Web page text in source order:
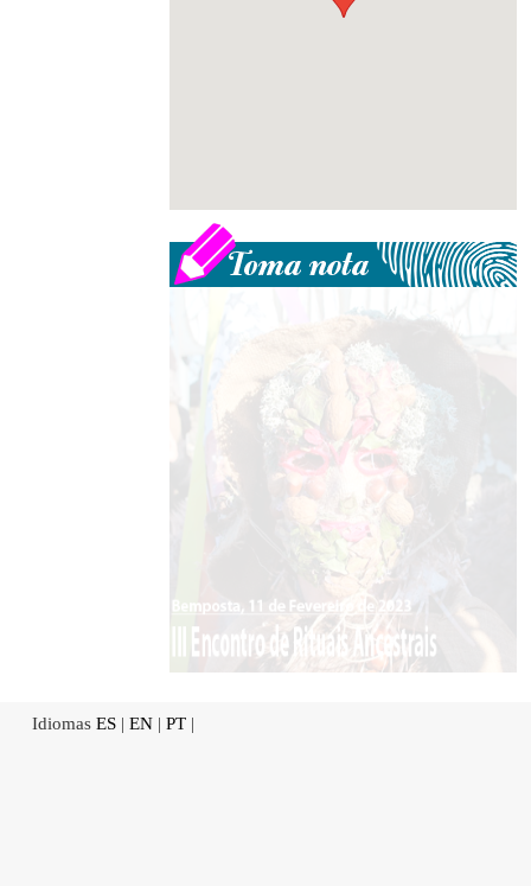
Idiomas ES | EN | PT |